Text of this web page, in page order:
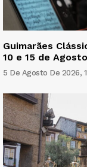
Guimarães
10 e 15 de Agosto
5 De Agosto De 2026,